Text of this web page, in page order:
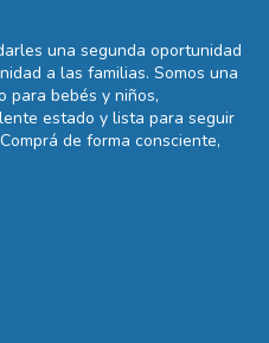
una segunda oportunidad
a las familias. Somos una
para bebés y niños,
estado y lista para seguir
de forma consciente,